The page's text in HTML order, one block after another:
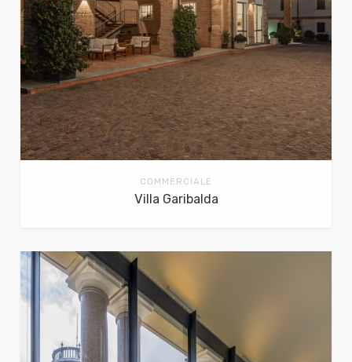
COMMERCIALE
Villa Garibalda